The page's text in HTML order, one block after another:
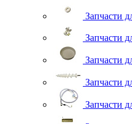
Запчасти
Запчасти
Запчасти
Запчасти
Запчасти